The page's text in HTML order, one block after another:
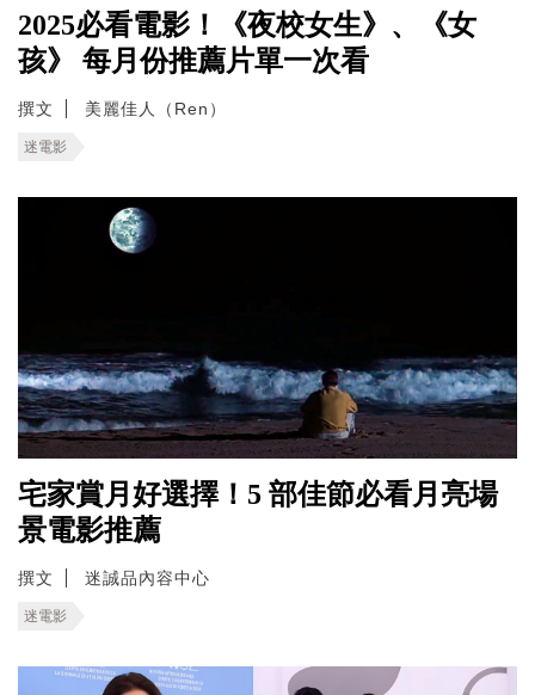
2025必看電影！《夜校女生》、《女
孩》 每月份推薦片單一次看
撰文 美麗佳人（Ren）
迷電影
宅家賞月好選擇！5 部佳節必看月亮場
景電影推薦
撰文 迷誠品內容中心
迷電影